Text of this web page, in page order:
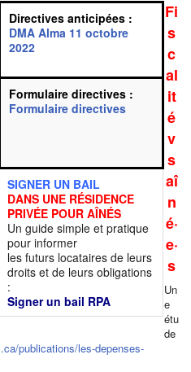
Directives anticipées :
DMA Alma 11 octobre
2022
Formulaire directives :
Formulaire directives
SIGNER UN BAIL
DANS UNE RÉSIDENCE
PRIVÉE POUR AÎNÉS
Un guide simple et pratique
pour informer
les futurs locataires de leurs
droits et de leurs obligations
:
Signer un bail RPA
Fi
s
c
al
it
é
v
s
aî
n
é·
e·
s
Un
e
étu
de
publications/les-depenses-